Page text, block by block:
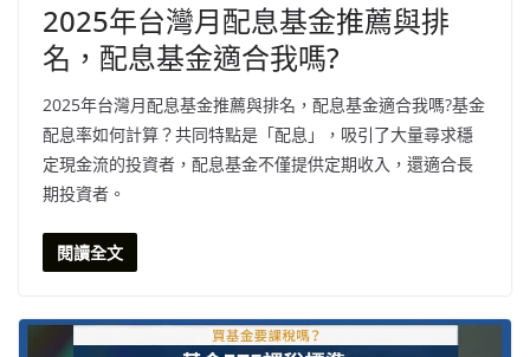
2025年台灣月配息基金推薦與排
名，配息基金適合我嗎?
2025年台灣月配息基金推薦與排名，配息基金適合我嗎?基金
配息率如何計算？共同特點是「配息」，吸引了大量尋求穩
定現金流的投資者，配息基金不僅提供定期收入，還適合長
期投資者。
閱讀全文